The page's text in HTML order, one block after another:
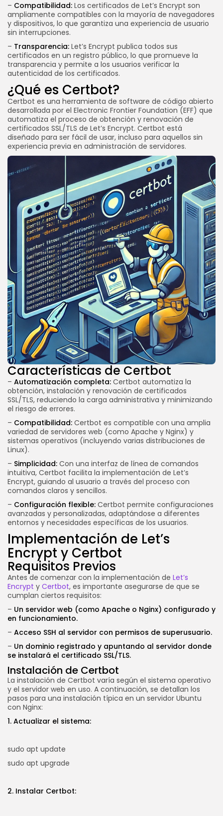
– Compatibilidad: Los certificados de Let’s Encrypt son
ampliamente compatibles con la mayoría de navegadores
y dispositivos, lo que garantiza una experiencia de usuario
sin interrupciones.
– Transparencia: Let’s Encrypt publica todos sus
certificados en un registro público, lo que promueve la
transparencia y permite a los usuarios verificar la
autenticidad de los certificados.
¿Qué es Certbot?
Certbot es una herramienta de software de código abierto
desarrollada por el Electronic Frontier Foundation (EFF) que
automatiza el proceso de obtención y renovación de
certificados SSL/TLS de Let’s Encrypt. Certbot está
diseñado para ser fácil de usar, incluso para aquellos sin
experiencia previa en administración de servidores.
Características de Certbot
– Automatización completa: Certbot automatiza la
obtención, instalación y renovación de certificados
SSL/TLS, reduciendo la carga administrativa y minimizando
el riesgo de errores.
– Compatibilidad: Certbot es compatible con una amplia
variedad de servidores web (como Apache y Nginx) y
sistemas operativos (incluyendo varias distribuciones de
Linux).
– Simplicidad: Con una interfaz de línea de comandos
intuitiva, Certbot facilita la implementación de Let’s
Encrypt, guiando al usuario a través del proceso con
comandos claros y sencillos.
– Configuración flexible: Certbot permite configuraciones
avanzadas y personalizadas, adaptándose a diferentes
entornos y necesidades específicas de los usuarios.
Implementación de Let’s
Encrypt y Certbot
Requisitos Previos
Antes de comenzar con la implementación de Let’s
Encrypt y Certbot, es importante asegurarse de que se
cumplan ciertos requisitos:
– Un servidor web (como Apache o Nginx) configurado y
en funcionamiento.
– Acceso SSH al servidor con permisos de superusuario.
– Un dominio registrado y apuntando al servidor donde
se instalará el certificado SSL/TLS.
Instalación de Certbot
La instalación de Certbot varía según el sistema operativo
y el servidor web en uso. A continuación, se detallan los
pasos para una instalación típica en un servidor Ubuntu
con Nginx:
1. Actualizar el sistema:
sudo apt update
sudo apt upgrade
2. Instalar Certbot: